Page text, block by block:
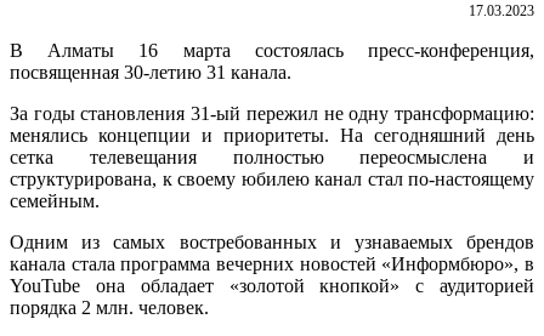
17.03.2023
В Алматы 16 марта состоялась пресс-конференция,
посвященная 30-летию 31 канала.
За годы становления 31-ый пережил не одну трансформацию:
менялись концепции и приоритеты. На сегодняшний день
сетка телевещания полностью переосмыслена и
структурирована, к своему юбилею канал стал по-настоящему
семейным.
Одним из самых востребованных и узнаваемых брендов
канала стала программа вечерних новостей «Информбюро», в
YouTube она обладает «золотой кнопкой» с аудиторией
порядка 2 млн. человек.